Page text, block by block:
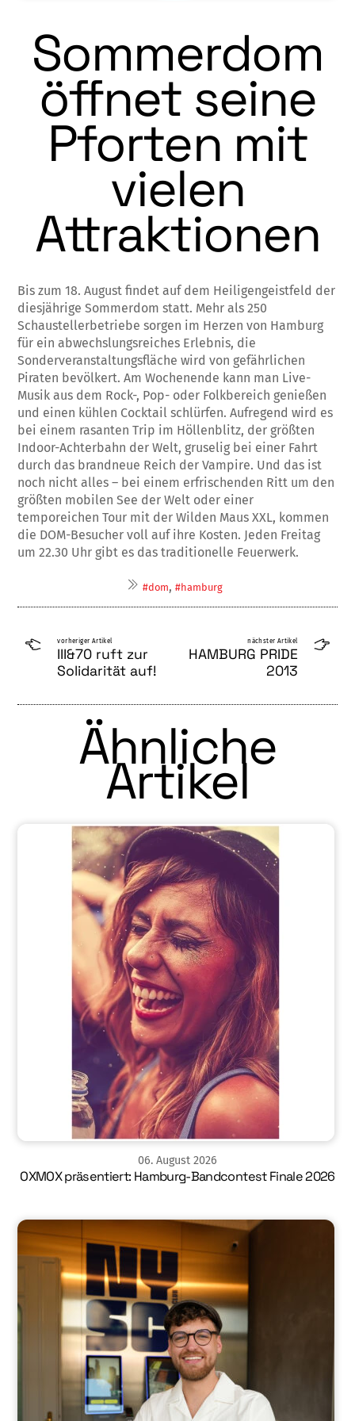
Sommerdom
öffnet seine
Pforten mit
vielen
Attraktionen
Bis zum 18. August findet auf dem Heiligengeistfeld der
diesjährige Sommerdom statt. Mehr als 250
Schaustellerbetriebe sorgen im Herzen von Hamburg
für ein abwechslungsreiches Erlebnis, die
Sonderveranstaltungsfläche wird von gefährlichen
Piraten bevölkert. Am Wochenende kann man Live-
Musik aus dem Rock-, Pop- oder Folkbereich genießen
und einen kühlen Cocktail schlürfen. Aufregend wird es
bei einem rasanten Trip im Höllenblitz, der größten
Indoor-Achterbahn der Welt, gruselig bei einer Fahrt
durch das brandneue Reich der Vampire. Und das ist
noch nicht alles – bei einem erfrischenden Ritt um den
größten mobilen See der Welt oder einer
temporeichen Tour mit der Wilden Maus XXL, kommen
die DOM-Besucher voll auf ihre Kosten. Jeden Freitag
um 22.30 Uhr gibt es das traditionelle Feuerwerk.
#dom,#hamburg
vorheriger Artikel
III&70 ruft zur
Solidarität auf!
nächster Artikel
HAMBURG PRIDE
2013
Ähnliche
Artikel
06. August 2026
OXMOX präsentiert: Hamburg-Bandcontest Finale 2026